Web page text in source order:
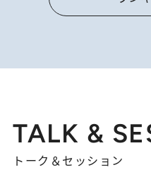
TALK &
トーク＆セッション